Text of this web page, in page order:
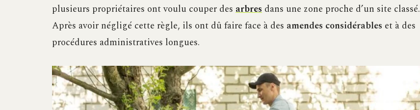
plusieurs propriétaires ont voulu couper des arbres dans une zone proche d’un site classé.
Après avoir négligé cette règle, ils ont dû faire face à des amendes considérables et à des
procédures administratives longues.